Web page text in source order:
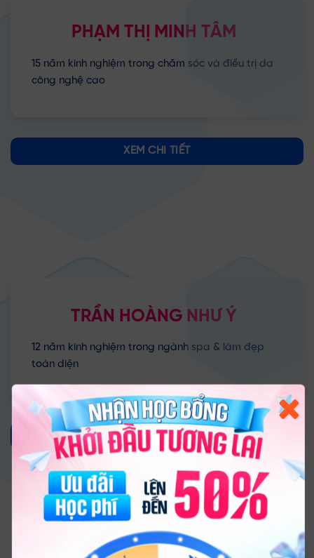
PHẠM THỊ MINH TÂM
15 năm kinh nghiệm trong chăm sóc và điều trị da
công nghệ cao
XEM CHI TIẾT
TRẦN HOÀNG NHƯ Ý
12 năm kinh nghiệm trong ngành spa & làm đẹp
toàn diện
XEM CHI TIẾT
Tư vấn viên Legacy Academy